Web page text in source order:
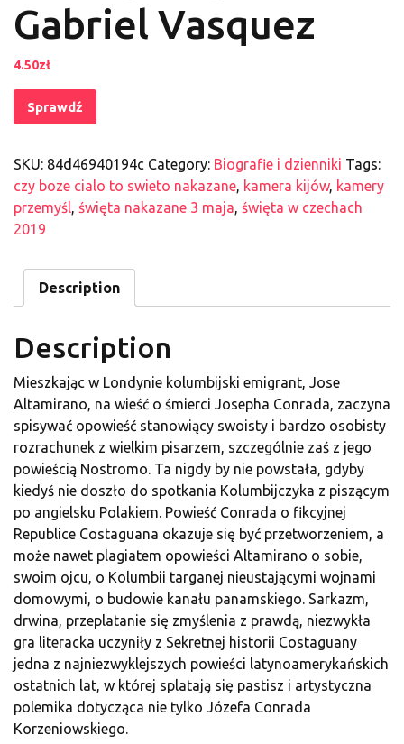
Gabriel Vasquez
4.50zł
Sprawdź
SKU: 84d46940194c Category: Biografie i dzienniki Tags:
czy boze cialo to swieto nakazane, kamera kijów, kamery
przemyśl, święta nakazane 3 maja, święta w czechach
2019
Description
Description
Mieszkając w Londynie kolumbijski emigrant, Jose
Altamirano, na wieść o śmierci Josepha Conrada, zaczyna
spisywać opowieść stanowiący swoisty i bardzo osobisty
rozrachunek z wielkim pisarzem, szczególnie zaś z jego
powieścią Nostromo. Ta nigdy by nie powstała, gdyby
kiedyś nie doszło do spotkania Kolumbijczyka z piszącym
po angielsku Polakiem. Powieść Conrada o fikcyjnej
Republice Costaguana okazuje się być przetworzeniem, a
może nawet plagiatem opowieści Altamirano o sobie,
swoim ojcu, o Kolumbii targanej nieustającymi wojnami
domowymi, o budowie kanału panamskiego. Sarkazm,
drwina, przeplatanie się zmyślenia z prawdą, niezwykła
gra literacka uczyniły z Sekretnej historii Costaguany
jedna z najniezwyklejszych powieści latynoamerykańskich
ostatnich lat, w której splatają się pastisz i artystyczna
polemika dotycząca nie tylko Józefa Conrada
Korzeniowskiego.